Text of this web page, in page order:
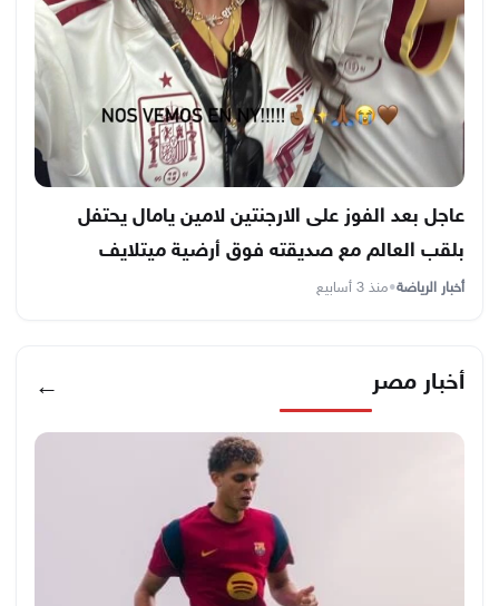
عاجل بعد الفوز على الارجنتين لامين يامال يحتفل
بلقب العالم مع صديقته فوق أرضية ميتلايف
أخبار الرياضة•منذ 3 أسابيع
أخبار مصر ←